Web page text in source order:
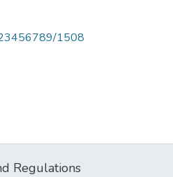
1508
Regulations